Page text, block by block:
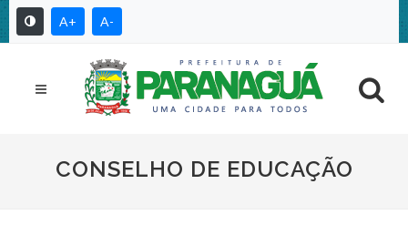
A+ A-
CONSELHO DE EDUCAÇÃO